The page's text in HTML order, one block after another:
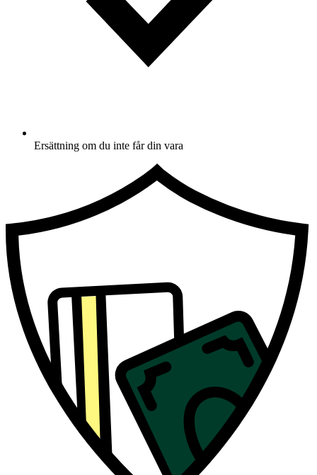
Ersättning om du inte får din vara